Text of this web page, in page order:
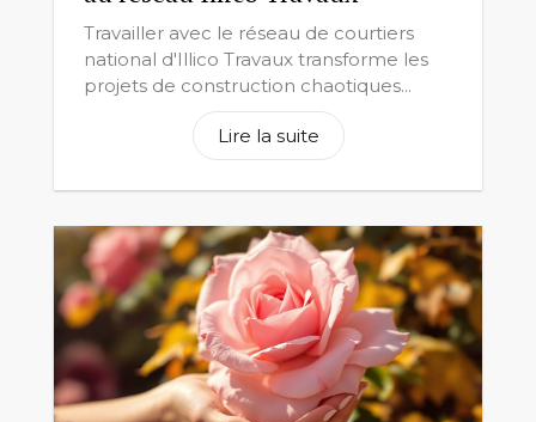
Travailler avec le réseau de courtiers
national d'Illico Travaux transforme les
projets de construction chaotiques...
Lire la suite